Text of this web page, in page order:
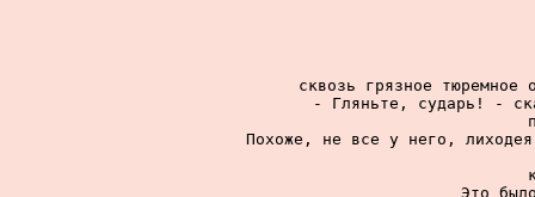
сквозь грязное тюремное
- Гляньте, сударь! -
Похоже, не все у него,
Это